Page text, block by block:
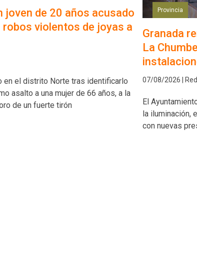
joven de 20 años acusado
violentos de joyas a
en el distrito Norte tras identificarlo
asalto a una mujer de 66 años, a la
de un fuerte tirón
Provincia
Granada
La
07/08/2026 |
El
la iluminación,
con nuevas